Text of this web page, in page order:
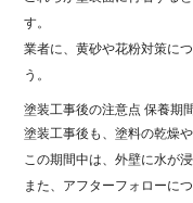
す。
業者に、黄砂や花粉対策に
う。
塗装工事後の注意点 保養期
塗装工事後も、塗料の乾燥
この期間中は、外壁に水が
また、アフターフォローに